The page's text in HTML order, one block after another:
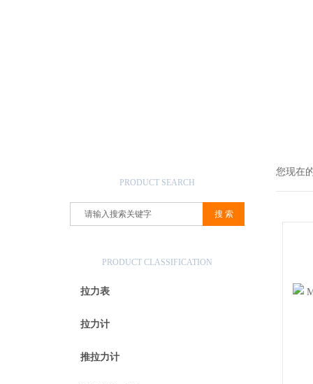
PRODUCT SEARCH
PRODUCT CLASSIFICATION
拉力表
拉力计
推拉力计
您现在